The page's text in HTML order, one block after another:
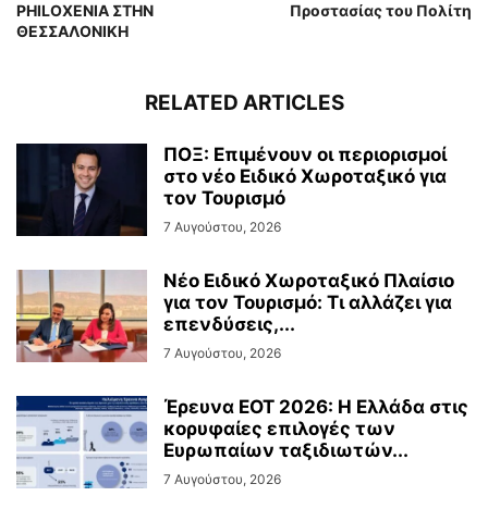
PHILOXENIA ΣΤΗΝ
ΘΕΣΣΑΛΟΝΙΚΗ
Προστασίας του Πολίτη
RELATED ARTICLES
ΠΟΞ: Επιμένουν οι περιορισμοί
στο νέο Ειδικό Χωροταξικό για
τον Τουρισμό
7 Αυγούστου, 2026
Νέο Ειδικό Χωροταξικό Πλαίσιο
για τον Τουρισμό: Τι αλλάζει για
επενδύσεις,...
7 Αυγούστου, 2026
Έρευνα ΕΟΤ 2026: Η Ελλάδα στις
κορυφαίες επιλογές των
Ευρωπαίων ταξιδιωτών...
7 Αυγούστου, 2026